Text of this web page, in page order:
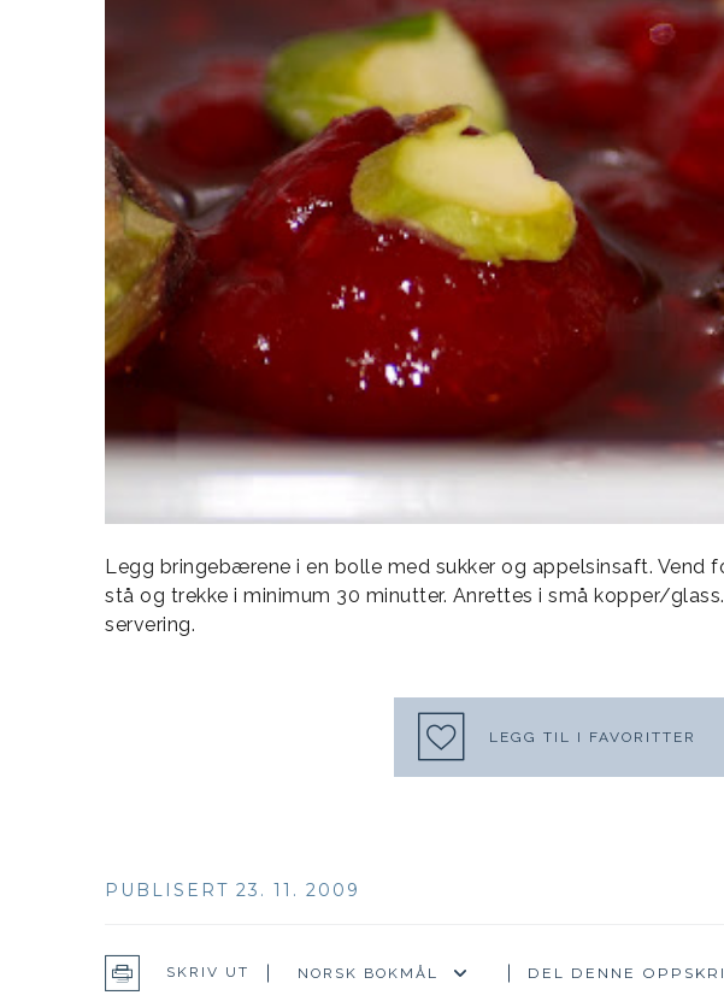
Legg bringebærene i en bolle med sukker og appelsinsaft. Vend
stå og trekke i minimum 30 minutter. Anrettes i små kopper/
servering.
LEGG TIL I FAVORITTER
PUBLISERT 23. 11. 2009
SKRIV UT DEL DENNE